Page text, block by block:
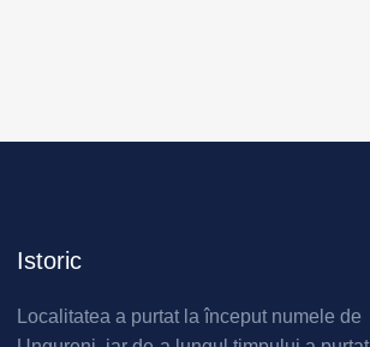
Istoric
Localitatea a purtat la început numele de